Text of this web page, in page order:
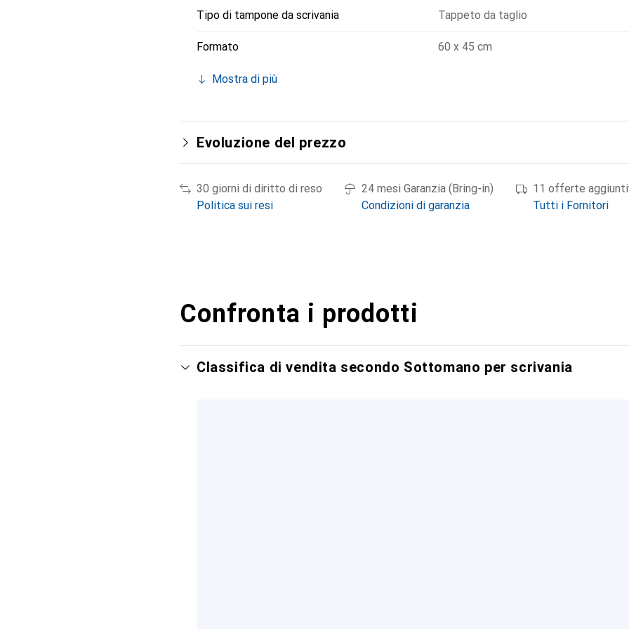
Tipo di tampone da scrivania Tappeto da taglio
Formato 60 x 45 cm
Mostra di più
Evoluzione del prezzo
30 giorni di diritto di reso
Politica sui resi
24 mesi Garanzia (Bring-in)
Condizioni di garanzia
11 offerte
Tutti i Fornitori
Confronta i prodotti
Classifica di vendita secondo Sottomano per scrivania